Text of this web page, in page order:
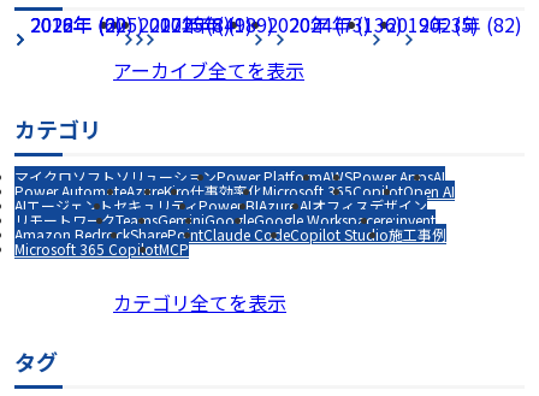
2026年 (225) 2025年 (189) 2024年 (136) 2023年 (82)
2022年 (60) 2021年 (49) 2020年 (73) 2019年 (5)
2018年 (2) 2017年 (8)
アーカイブ全てを表示
カテゴリ
マイクロソフトソリューションPower PlatformAWSPower AppsAI
Power AutomateAzureKiro仕事効率化Microsoft 365CopilotOpen AI
AIエージェントセキュリティPower BIAzure AIオフィスデザイン
リモートワークTeamsGeminiGoogleGoogle Workspacere:invent
Amazon BedrockSharePointClaude CodeCopilot Studio施工事例
Microsoft 365 CopilotMCP
カテゴリ全てを表示
タグ